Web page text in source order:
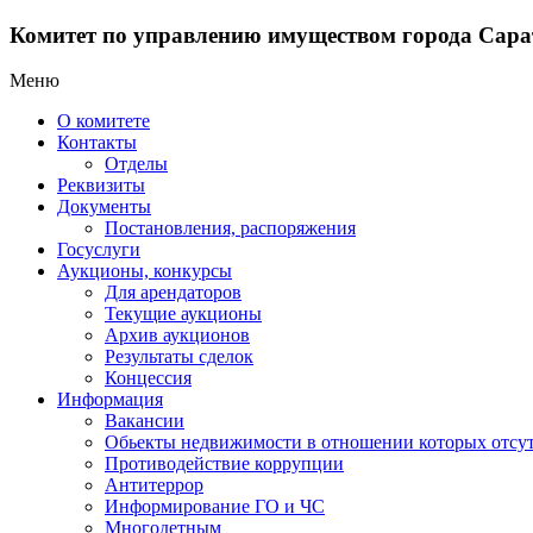
Комитет по управлению имуществом города
Меню
О комитете
Контакты
Отделы
Реквизиты
Документы
Постановления, распоряжения
Госуслуги
Аукционы, конкурсы
Для арендаторов
Текущие аукционы
Архив аукционов
Результаты сделок
Концессия
Информация
Вакансии
Обьекты недвижимости в отношении которых
Противодействие коррупции
Антитеррор
Информирование ГО и ЧС
Многодетным